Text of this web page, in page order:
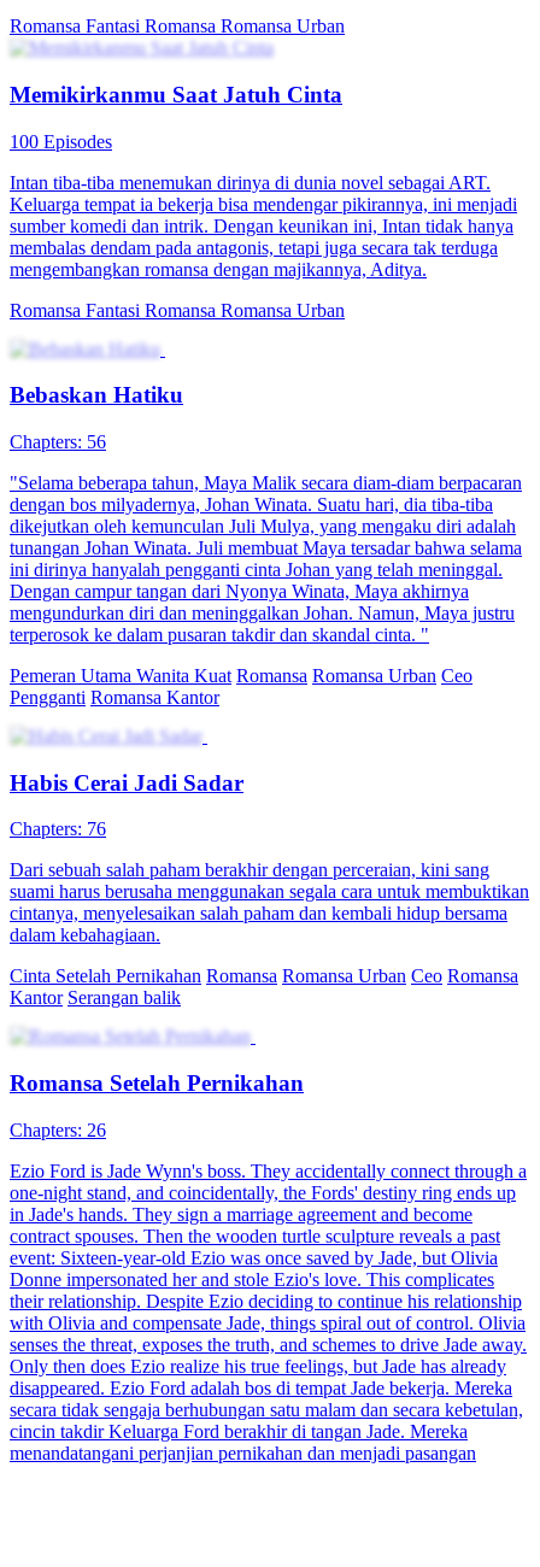
Romansa Fantasi Romansa Romansa Urban
Memikirkanmu Saat Jatuh Cinta
100 Episodes
Intan tiba-tiba menemukan dirinya di dunia novel sebagai ART.
Keluarga tempat ia bekerja bisa mendengar pikirannya, ini menjadi
sumber komedi dan intrik. Dengan keunikan ini, Intan tidak hanya
membalas dendam pada antagonis, tetapi juga secara tak terduga
mengembangkan romansa dengan majikannya, Aditya.
Romansa Fantasi Romansa Romansa Urban
Bebaskan Hatiku
Chapters: 56
"Selama beberapa tahun, Maya Malik secara diam-diam berpacaran
dengan bos milyadernya, Johan Winata. Suatu hari, dia tiba-tiba
dikejutkan oleh kemunculan Juli Mulya, yang mengaku diri adalah
tunangan Johan Winata. Juli membuat Maya tersadar bahwa selama
ini dirinya hanyalah pengganti cinta Johan yang telah meninggal.
Dengan campur tangan dari Nyonya Winata, Maya akhirnya
mengundurkan diri dan meninggalkan Johan. Namun, Maya justru
terperosok ke dalam pusaran takdir dan skandal cinta. "
Pemeran Utama Wanita Kuat Romansa Romansa Urban Ceo
Pengganti Romansa Kantor
Habis Cerai Jadi Sadar
Chapters: 76
Dari sebuah salah paham berakhir dengan perceraian, kini sang
suami harus berusaha menggunakan segala cara untuk membuktikan
cintanya, menyelesaikan salah paham dan kembali hidup bersama
dalam kebahagiaan.
Cinta Setelah Pernikahan Romansa Romansa Urban Ceo Romansa
Kantor Serangan balik
Romansa Setelah Pernikahan
Chapters: 26
Ezio Ford is Jade Wynn's boss. They accidentally connect through a
one-night stand, and coincidentally, the Fords' destiny ring ends up
in Jade's hands. They sign a marriage agreement and become
contract spouses. Then the wooden turtle sculpture reveals a past
event: Sixteen-year-old Ezio was once saved by Jade, but Olivia
Donne impersonated her and stole Ezio's love. This complicates
their relationship. Despite Ezio deciding to continue his relationship
with Olivia and compensate Jade, things spiral out of control. Olivia
senses the threat, exposes the truth, and schemes to drive Jade away.
Only then does Ezio realize his true feelings, but Jade has already
disappeared. Ezio Ford adalah bos di tempat Jade bekerja. Mereka
secara tidak sengaja berhubungan satu malam dan secara kebetulan,
cincin takdir Keluarga Ford berakhir di tangan Jade. Mereka
menandatangani perjanjian pernikahan dan menjadi pasangan